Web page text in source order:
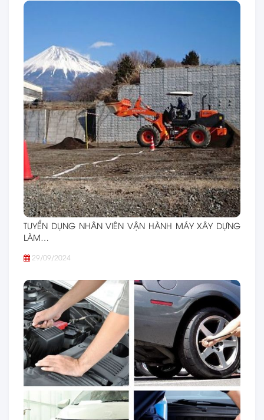
TUYỂN DỤNG NHÂN VIÊN VẬN HÀNH MÁY XÂY DỰNG
LÀM…
29/09/2024